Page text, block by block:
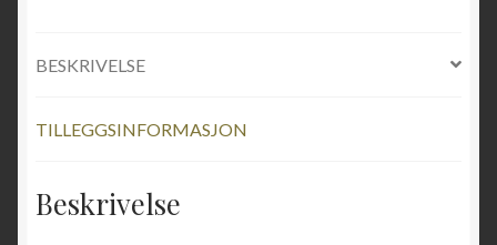
BESKRIVELSE
TILLEGGSINFORMASJON
Beskrivelse